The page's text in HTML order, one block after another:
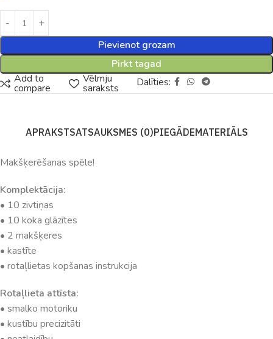
Pievienot grozam
Pirkt tagad
Add to
compare
Vēlmju
saraksts Dalīties:
APRAKSTSATSAUKSMES (0)PIEGĀDEMATERIĀLS
Makšķerēšanas spēle!
Komplektācija:
• 10 zivtiņas
• 10 koka glāzītes
• 2 makšķeres
• kastīte
• rotaļlietas kopšanas instrukcija
Rotaļlieta attīsta:
• smalko motoriku
• kustību precizitāti